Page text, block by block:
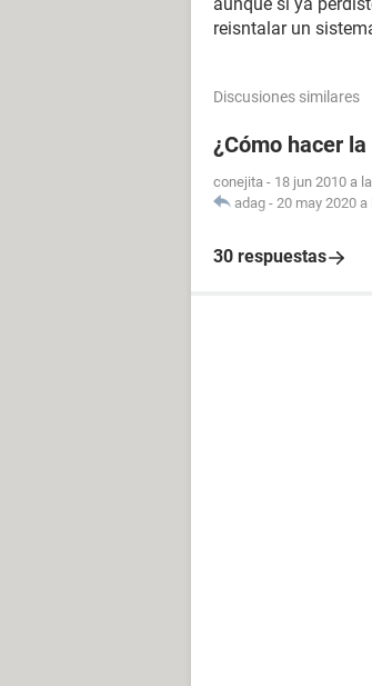
reisntalar un
Discusiones similares
¿Cómo hacer
conejita - 18 jun 2010 a
adag - 20 may 2020 a
30 respuestas